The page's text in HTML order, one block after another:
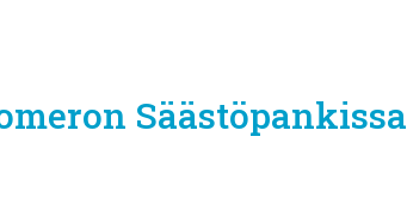
Säästöpankissa